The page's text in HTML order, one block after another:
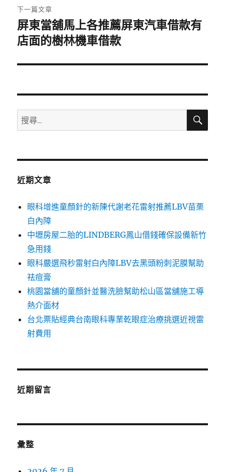
章:
下一篇文章
下
一
文
屏東當舖馬上各推薦屏東汽車借款有
店面的樹林機車借款
搜
尋
鍵
搜
近期文章
眼科增進童顏針的新陳代謝老花雷射推薦LBV苗栗
白內障
中壢房屋二胎的LINDBERG鳳山借錢確保設備新竹
急用錢
眼科嚴選飛秒雷射白內障LBV去黑頭粉刺泥膜幫助
祛痘膏
桃園當舖的童顏針並醫洗臉幫助松山區當舖施工導
熱介面材
台北票貼經典台南眼科專業乾眼症治療挑選近視雷
射費用
近期留言
彙整